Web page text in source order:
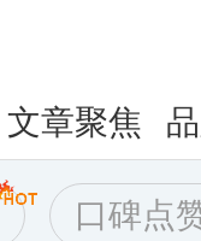
文章聚焦
口碑点